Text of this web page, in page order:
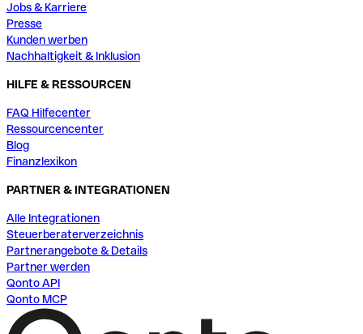
Jobs & Karriere
Presse
Kunden werben
Nachhaltigkeit & Inklusion
HILFE & RESSOURCEN
FAQ Hilfecenter
Ressourcencenter
Blog
Finanzlexikon
PARTNER & INTEGRATIONEN
Alle Integrationen
Steuerberaterverzeichnis
Partnerangebote & Details
Partner werden
Qonto API
Qonto MCP